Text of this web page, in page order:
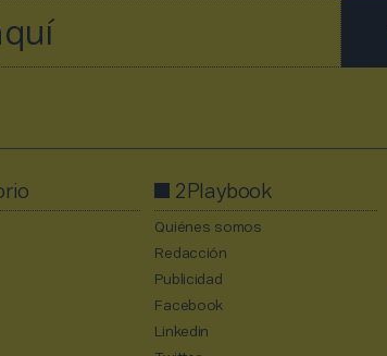
2Playbook
Quiénes somos
Redacción
Publicidad
Facebook
Linkedin